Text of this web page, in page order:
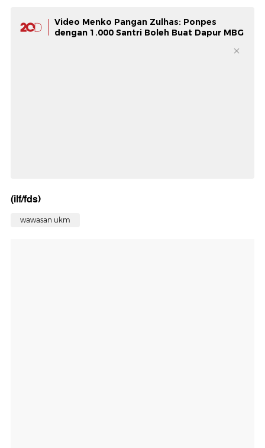
Video Menko Pangan Zulhas: Ponpes
dengan 1.000 Santri Boleh Buat Dapur MBG
(ilf/fds)
wawasan ukm